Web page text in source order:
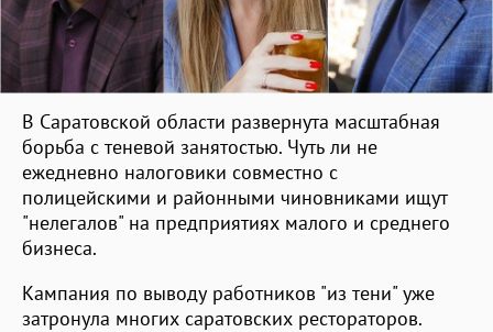
В Саратовской области развернута масштабная
борьба с теневой занятостью. Чуть ли не
ежедневно налоговики совместно с
полицейскими и районными чиновниками ищут
"нелегалов" на предприятиях малого и среднего
бизнеса.
Кампания по выводу работников "из тени" уже
затронула многих саратовских рестораторов.